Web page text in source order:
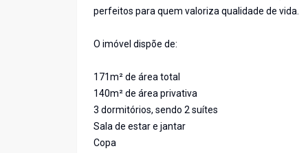
perfeitos para quem valoriza qualidade de vida.
O imóvel dispõe de:
171m² de área total
140m² de área privativa
3 dormitórios, sendo 2 suítes
Sala de estar e jantar
Copa